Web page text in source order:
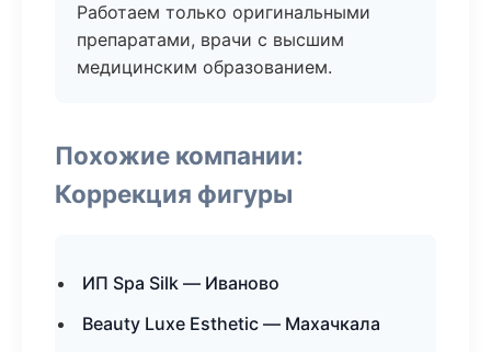
Работаем только оригинальными
препаратами, врачи с высшим
медицинским образованием.
Похожие компании:
Коррекция фигуры
ИП Spa Silk — Иваново
Beauty Luxe Esthetic — Махачкала